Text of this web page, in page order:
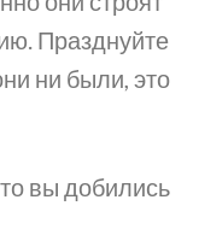
Празднуйте
ни были, это
вы добились